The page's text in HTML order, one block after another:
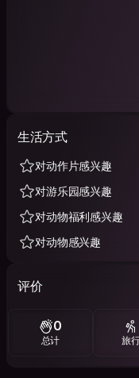
生活方式
对动作片感兴趣
对游乐园感兴趣
对动物福利感兴趣
对动物感兴趣
评价
0
总计 旅